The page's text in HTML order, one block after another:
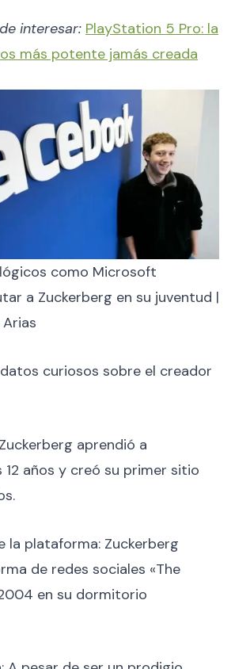
interesar: PlayStation 5 Pro: la
más potente jamás creada
como Microsoft
a Zuckerberg en su juventud |
curiosos sobre el creador
aprendió a
años y creó su primer sitio
la plataforma: Zuckerberg
de redes sociales «The
en su dormitorio